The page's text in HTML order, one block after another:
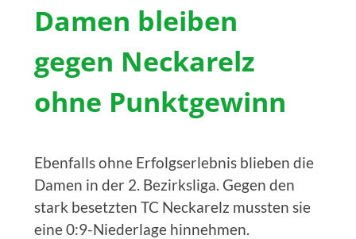
Damen bleiben
gegen Neckarelz
ohne Punktgewinn
Ebenfalls ohne Erfolgserlebnis blieben die
Damen in der 2. Bezirksliga. Gegen den
stark besetzten TC Neckarelz mussten sie
eine 0:9-Niederlage hinnehmen.